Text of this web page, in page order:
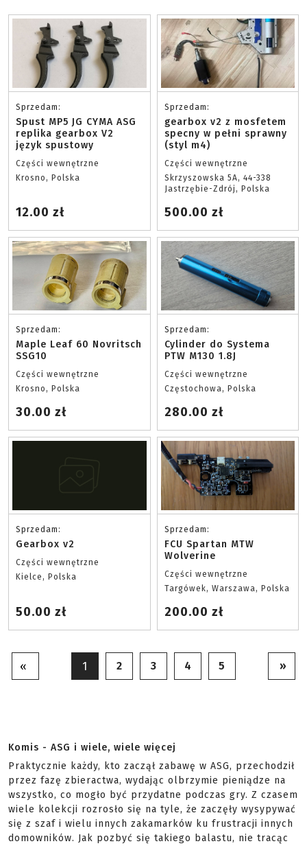
Sprzedam:
Spust MP5 JG CYMA ASG
replika gearbox V2
język spustowy
Części wewnętrzne
Krosno, Polska
12.00 zł
Sprzedam:
gearbox v2 z mosfetem
specny w pełni sprawny
(styl m4)
Części wewnętrzne
Skrzyszowska 5A, 44-338
Jastrzębie-Zdrój, Polska
500.00 zł
Sprzedam:
Maple Leaf 60 Novritsch
SSG10
Części wewnętrzne
Krosno, Polska
30.00 zł
Sprzedam:
Cylinder do Systema
PTW M130 1.8J
Części wewnętrzne
Częstochowa, Polska
280.00 zł
Sprzedam:
Gearbox v2
Części wewnętrzne
Kielce, Polska
50.00 zł
Sprzedam:
FCU Spartan MTW
Wolverine
Części wewnętrzne
Targówek, Warszawa, Polska
200.00 zł
« 1 2 3 4 5 »
Komis - ASG i wiele, wiele więcej
Praktycznie każdy, kto zaczął zabawę w ASG, przechodził
przez fazę zbieractwa, wydając olbrzymie pieniądze na
wszystko, co mogło być przydatne podczas gry. Z czasem
wiele kolekcji rozrosło się na tyle, że zaczęły wysypywać
się z szaf i wielu innych zakamarków ku frustracji innych
domowników. Jak pozbyć się takiego balastu, nie tracąc